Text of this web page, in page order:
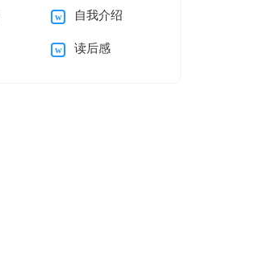
自我介绍
读后感